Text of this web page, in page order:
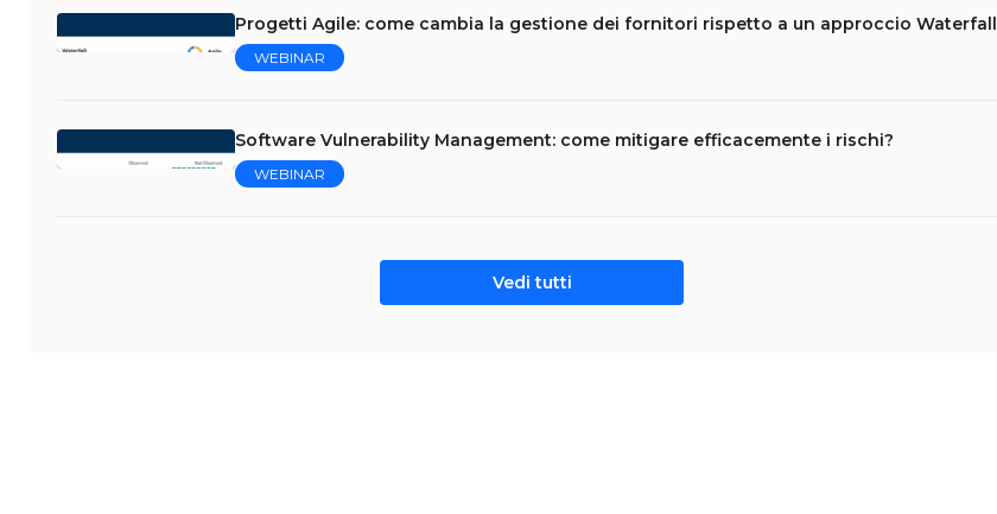
Progetti Agile: come cambia la gestione dei fornitori rispetto a un approccio Waterfall
WEBINAR
Software Vulnerability Management: come mitigare efficacemente i rischi?
WEBINAR
Vedi tutti